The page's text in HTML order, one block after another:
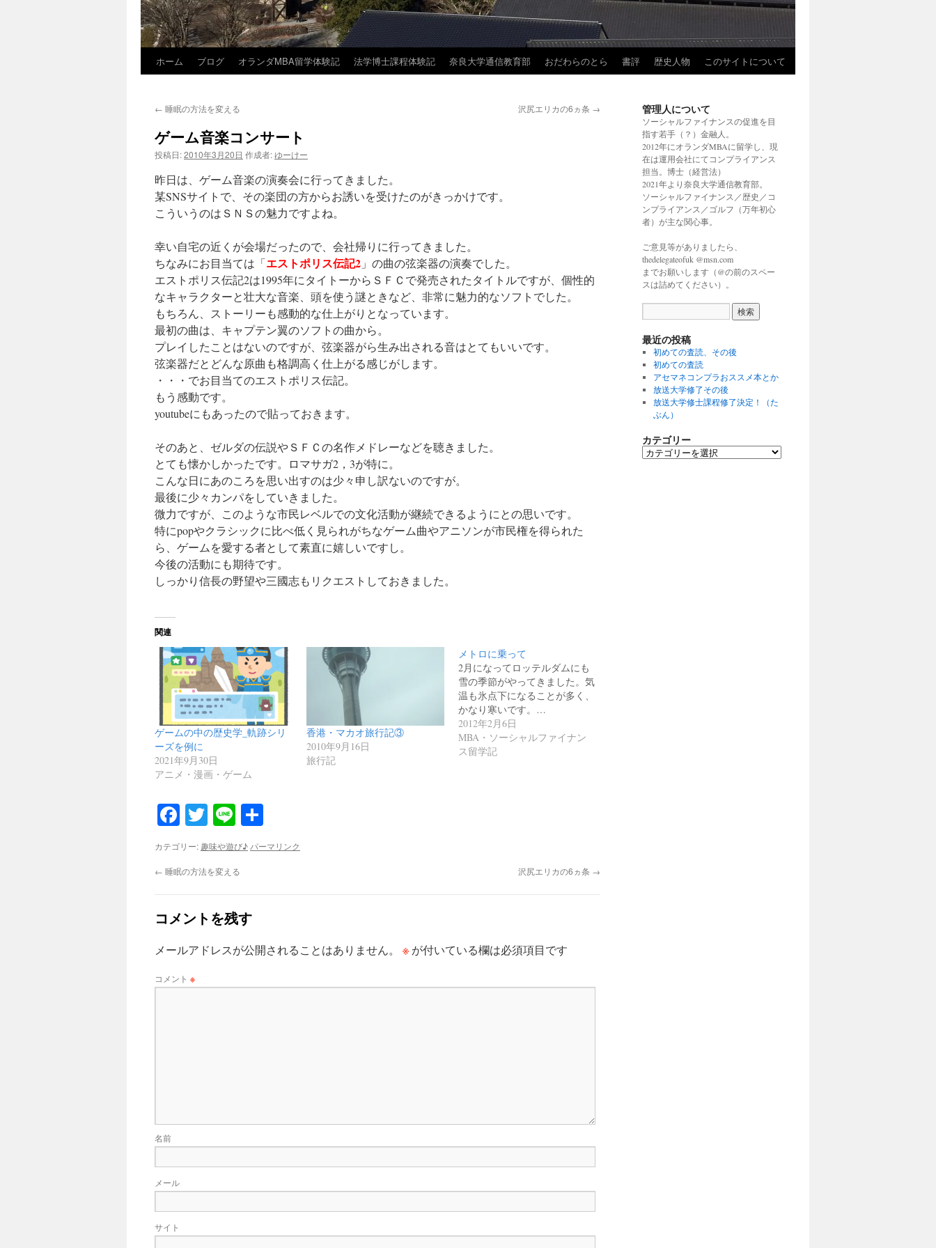
ン
へ
キ
ホーム ブログ オランダMBA留学体験記 法学博士課程体験記 奈良大学通信教育部 おだわらのとら 書評 歴史人物 このサイトについて
← 睡眠の方法を変える 沢尻エリカの6ヵ条 →
ゲーム音楽コンサート
投稿日:2010年3月20日 作成者:ゆーけー
昨日は、ゲーム音楽の演奏会に行ってきました。
某SNSサイトで、その楽団の方からお誘いを受けたのがきっかけです。
こういうのはＳＮＳの魅力ですよね。
幸い自宅の近くが会場だったので、会社帰りに行ってきました。
ちなみにお目当ては「エストポリス伝記2 」の曲の弦楽器の演奏でした。
エストポリス伝記2は1995年にタイトーからＳＦＣで発売されたタイトルですが、個性的
なキャラクターと壮大な音楽、頭を使う謎ときなど、非常に魅力的なソフトでした。
もちろん、ストーリーも感動的な仕上がりとなっています。
最初の曲は、キャプテン翼のソフトの曲から。
プレイしたことはないのですが、弦楽器がら生み出される音はとてもいいです。
弦楽器だとどんな原曲も格調高く仕上がる感じがします。
・・・でお目当てのエストポリス伝記。
もう感動です。
youtubeにもあったので貼っておきます。
そのあと、ゼルダの伝説やＳＦＣの名作メドレーなどを聴きました。
とても懐かしかったです。ロマサガ2，3が特に。
こんな日にあのころを思い出すのは少々申し訳ないのですが。
最後に少々カンパをしていきました。
微力ですが、このような市民レベルでの文化活動が継続できるようにとの思いです。
特にpopやクラシックに比べ低く見られがちなゲーム曲やアニソンが市民権を得られた
ら、ゲームを愛する者として素直に嬉しいですし。
今後の活動にも期待です。
しっかり信長の野望や三國志もリクエストしておきました。
関連
ゲームの中の歴史学_軌跡シリ
ーズを例に
2021年9月30日
アニメ・漫画・ゲーム
香港・マカオ旅行記③
2010年9月16日
旅行記
メトロに乗って
2月になってロッテルダムにも
雪の季節がやってきました。気
温も氷点下になることが多く、
かなり寒いです。…
2012年2月6日
MBA・ソーシャルファイナン
ス留学記
Facebook
Twitter
Line
有
カテゴリー: 趣味や遊び♪パーマリンク
← 睡眠の方法を変える 沢尻エリカの6ヵ条 →
コメントを残す
メールアドレスが公開されることはありません。 ※ が付いている欄は必須項目です
コメント ※
名前
メール
サイト
管理人について
ソーシャルファイナンスの促進を目
指す若手（？）金融人。
2012年にオランダMBAに留学し、現
在は運用会社にてコンプライアンス
担当。博士（経営法）
2021年より奈良大学通信教育部。
ソーシャルファイナンス／歴史／コ
ンプライアンス／ゴルフ（万年初心
者）が主な関心事。
ご意見等がありましたら、
thedelegateofuk @msn.com
までお願いします（@の前のスペー
スは詰めてください）。
最近の投稿
初めての査読、その後
初めての査読
アセマネコンプラおススメ本とか
放送大学修了その後
放送大学修士課程修了決定！（た
ぶん）
カテゴリー
カ